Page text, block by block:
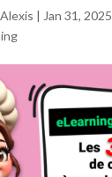
| Jan 31, 2025